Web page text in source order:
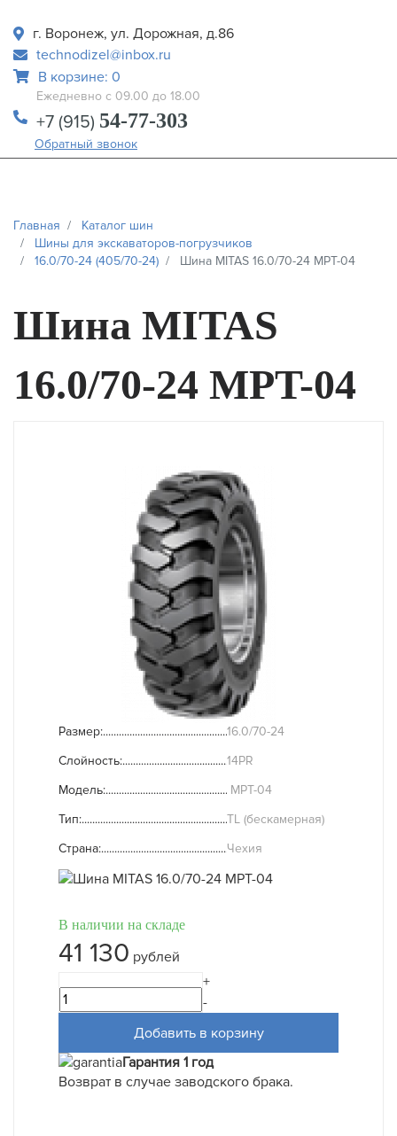
г. Воронеж, ул. Дорожная, д.86
technodizel@inbox.ru
В корзине: 0
Ежедневно с 09.00 до 18.00
+7 (915) 54-77-303
Обратный звонок
Главная
Каталог шин
Шины для экскаваторов-погрузчиков
16.0/70-24 (405/70-24)
Шина MITAS 16.0/70-24 MPT-04
Шина MITAS
16.0/70-24 MPT-04
Размер:
16.0/70-24
Слойность:
14PR
Модель:
MPT-04
Тип:
TL (бескамерная)
Страна:
Чехия
В наличии на складе
41 130 рублей
+
-
Добавить в корзину
Гарантия 1 год
Возврат в случае заводского брака.